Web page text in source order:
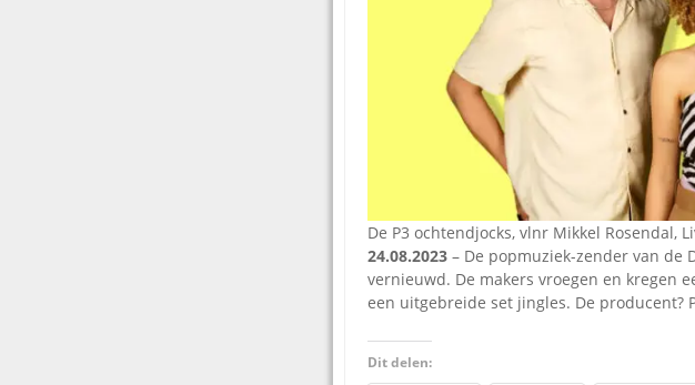
De P3 ochtendjocks, vlnr Mikkel Rosendal,
24.08.2023 – De popmuziek-zender van de
vernieuwd. De makers vroegen en kregen
een uitgebreide set jingles. De producent?
Dit delen: